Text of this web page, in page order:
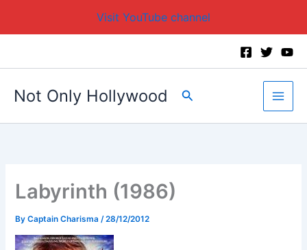
Visit YouTube channel
Not Only Hollywood Search
Labyrinth (1986)
ByCaptain Charisma /28/12/2012